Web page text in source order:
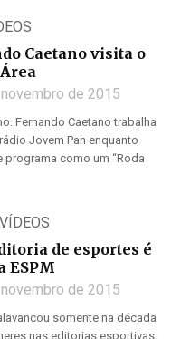
Caetano visita o
de 2015
Fernando Caetano trabalha
Jovem Pan enquanto
programa como um “Roda
VÍDEOS
de esportes é
ESPM
de 2015
somente na década
nas editorias esportivas.